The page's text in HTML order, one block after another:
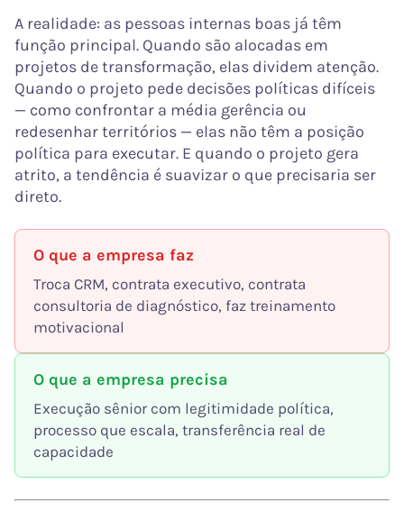
A realidade: as pessoas internas boas já têm
função principal. Quando são alocadas em
projetos de transformação, elas dividem atenção.
Quando o projeto pede decisões políticas difíceis
— como confrontar a média gerência ou
redesenhar territórios — elas não têm a posição
política para executar. E quando o projeto gera
atrito, a tendência é suavizar o que precisaria ser
direto.
O que a empresa faz
Troca CRM, contrata executivo, contrata
consultoria de diagnóstico, faz treinamento
motivacional
O que a empresa precisa
Execução sênior com legitimidade política,
processo que escala, transferência real de
capacidade